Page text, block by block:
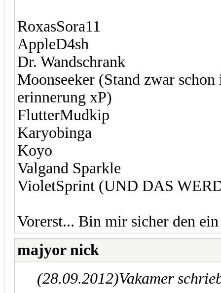
RoxasSora11
AppleD4sh
Dr. Wandschrank
Moonseeker (Stand zwar
erinnerung xP)
FlutterMudkip
Karyobinga
Koyo
Valgand Sparkle
VioletSprint (UND DAS
Vorerst... Bin mir sicher den
majyor nick
(28.09.2012)Vakamer